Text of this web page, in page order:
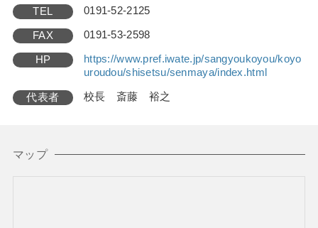
TEL 0191-52-2125
FAX 0191-53-2598
HP
https://www.pref.iwate.jp/sangyoukoyou/koyo
uroudou/shisetsu/senmaya/index.html
代表者 校長 斎藤 裕之
マップ